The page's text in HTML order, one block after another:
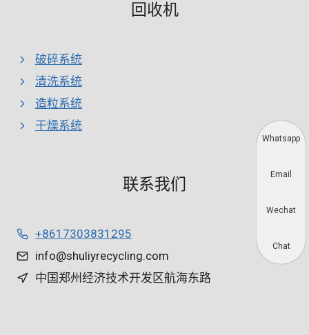
回收机
破碎系统
清洗系统
造粒系统
干燥系统
联系我们
+8617303831295
info@shuliyrecycling.com
中国郑州经济技术开发区航海东路
Whatsapp
Email
Wechat
Chat